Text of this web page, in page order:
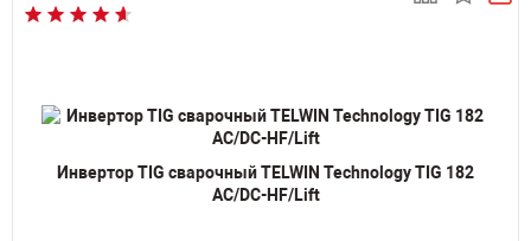
Инвертор TIG сварочный TELWIN Technology TIG 182
AC/DC-HF/Lift